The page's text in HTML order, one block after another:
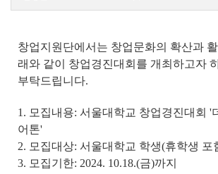
창업지원단에서는 창업문화의 확산과
래와 같이 창업경진대회를 개최하고자
부탁드립니다.
1. 모집내용: 서울대학교 창업경진대회 '
어톤'
2. 모집대상: 서울대학교 학생(휴학생 포
3. 모집기한: 2024. 10.18.(금)까지